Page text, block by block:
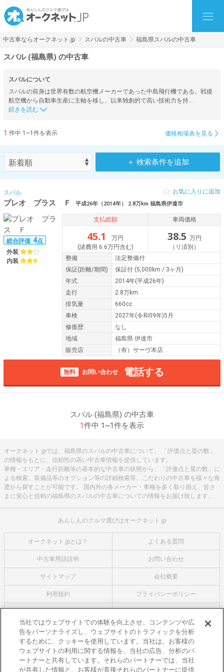
中古車ならオークネット.jp スバルの中古車 福島県スバルの中古車
スバル (福島県) の中古車
スバルについて
スバルの前身は世界有数の航空機メーカーであった中島飛行機である。戦後
航空機から自動車生産に主軸を移し、以来独創的で高い技術力を持…
1 件中 1~1件を表示 価格相場表を見る
＋ 検索条件を追加
スバル
プレオ プラス Ｆ 平成26年（2014年） 2.8万km 福島県伊達市
お気に入りに追加
総合評価 4点
外装
内装
支払総額
45.1
万円
(諸費用 6.6万円含む)
車両価格
38.5 万円
（リ済別）
整備
法定整備付
保証(距離/期間) 保証付 (5,000km / 3ヶ月)
年式
2014年(平成26年)
走行
2.8万km
排気量
660cc
車検
2027年(令和09年)5月
修復歴
なし
地域
福島県 伊達市
販売店
（有）サーヴ本店
無料 お問い合わせ 電話する
スバル (福島県) の中古車
1件中 1~1件を表示
オークネット.jpでは、福島県のスバルの中古車について、 「評価点と星の数」
の情報をもとに、信頼性の高い中古車情報を提供しています。
車種・エリア・走行距離等の基本的な中古車の状態から、「評価点と星の数」に
よる検索、装備品等のオプション等の詳細検索等、こだわりの中古車を様々な角
度から探すことが可能です。 国内外の各メーカー・車種を多く取り揃え、皆さ
まに安心と信頼の福島県のスバルの中古車についての情報をお届け致します。
あんしんのクルマ選びはオークネット.jp
オークネット.jpとは？ よくある質問
中古車用語説明 お問い合わせ
サイトマップ 会社概要
利用規約 プライバシーポリシー
オークネットのその他のサービス
バイク関連サービス
中古バイクを探すならバイクの窓口
当社ではウェブサイトでの体験を向上させ、コンテンツや広
告をパーソナライズし、ウェブサイトのトラフィックを分析
するために、クッキーを使用しています。当社は、お客様の
ウェブサイトの利用に関する情報を、当社の広告、分析のパ
ートナーと共有しています。それらのパートナーでは、当社
が共有した情報と、お客様が直接それらのパートナーに提供